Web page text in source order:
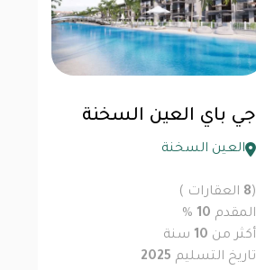
جي باي العين السخنة
العين السخنة
(
8 العقارات )
المقدم 10
%
أكثر من 10 سنة
تاريخ التسليم 2025